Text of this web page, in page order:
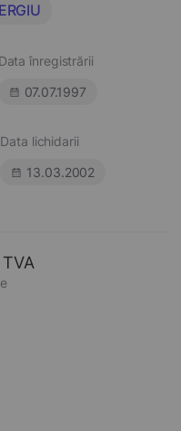
Data înregistrării
07.07.1997
Data lichidarii
13.03.2002